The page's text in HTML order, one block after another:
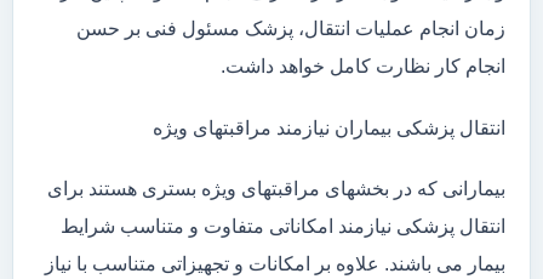
زمان انجام عملیات انتقال، پزشک مسئول فنی بر حسن
انجام کار نظارت کامل خواهد داشت.
انتقال پزشکی بیماران نیازمند مراقبتهای ویژه
بیمارانی که در بخشهای مراقبتهای ویژه بستری هستند برای
انتقال پزشکی نیازمند امکاناتی متفاوت و متناسب شرایط
بیمار می باشند. علاوه بر امکانات و تجهیزاتی متناسب با نیاز